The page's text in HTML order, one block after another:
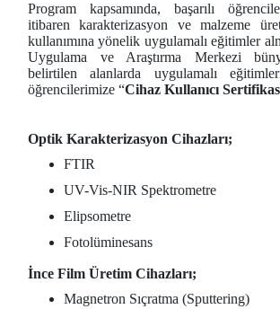
Program kapsamında, başarılı
itibaren karakterizasyon ve malzeme
kullanımına yönelik uygulamalı eğitimler
Uygulama ve Araştırma Merkezi
belirtilen alanlarda uygulamalı
öğrencilerimize “Cihaz Kullanıcı
Optik Karakterizasyon Cihazları;
FTIR
UV-Vis-NIR Spektrometre
Elipsometre
Fotolüminesans
İnce Film Üretim Cihazları;
Magnetron Sıçratma (Sputtering)